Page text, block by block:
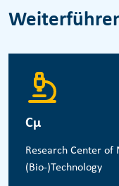
Cμ
Research Center
(Bio-)Technology